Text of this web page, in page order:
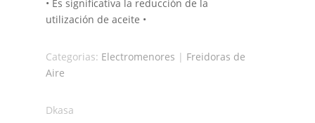
• Es significativa la reducción de la
utilización de aceite •
Categorias: Electromenores | Freidoras de
Aire
Dkasa